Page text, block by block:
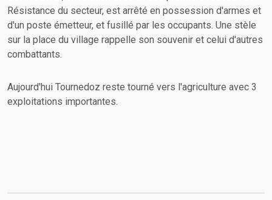
Résistance du secteur, est arrêté en possession d'armes et
d'un poste émetteur, et fusillé par les occupants. Une stèle
sur la place du village rappelle son souvenir et celui d'autres
combattants.
Aujourd'hui Tournedoz reste tourné vers l'agriculture avec 3
exploitations importantes.